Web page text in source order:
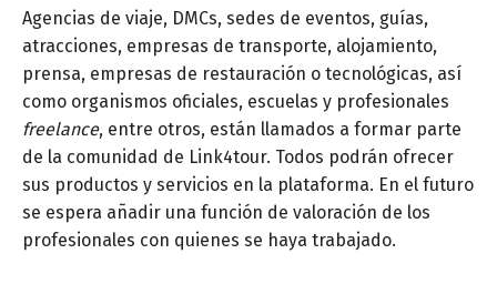
Agencias de viaje, DMCs, sedes de eventos, guías,
atracciones, empresas de transporte, alojamiento,
prensa, empresas de restauración o tecnológicas, así
como organismos oficiales, escuelas y profesionales
freelance, entre otros, están llamados a formar parte
de la comunidad de Link4tour. Todos podrán ofrecer
sus productos y servicios en la plataforma. En el futuro
se espera añadir una función de valoración de los
profesionales con quienes se haya trabajado.